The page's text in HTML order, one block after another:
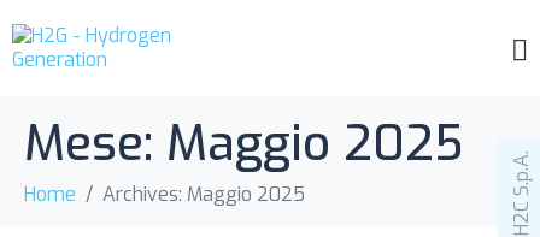
H2C S.p.A.
Mese: Maggio 2025
Home Archives: Maggio 2025